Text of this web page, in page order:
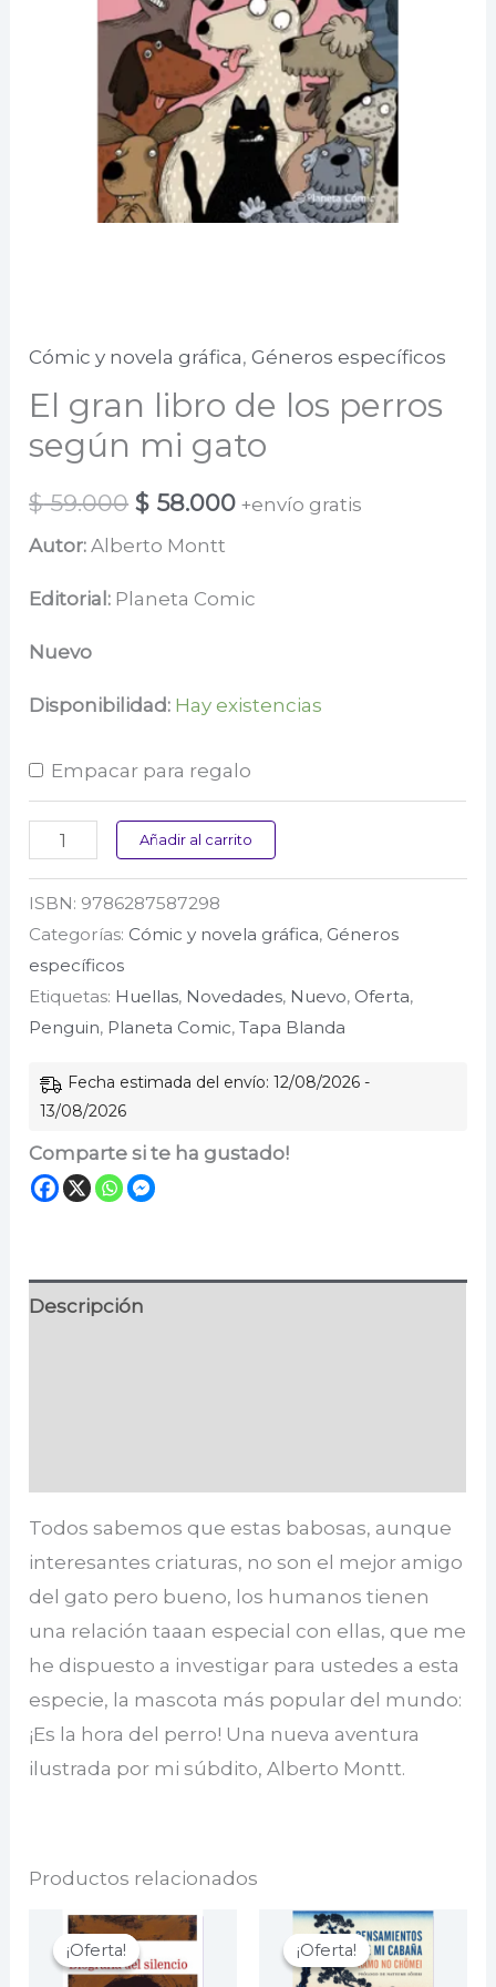
Cómic y novela gráfica,Géneros específicos
El gran libro de los perros
según mi gato
$59.000 El
precio
original
$ 58.000El
actual
+envío gratis
Autor:Alberto Montt
Editorial: Planeta Comic
Nuevo
Disponibilidad: Hay existencias
Empacar para regalo
libro
de
los
perros
según
mi
gato
cantidad
Añadir al carrito
ISBN: 9786287587298
Categorías: Cómic y novela gráfica, Géneros
específicos
Etiquetas: Huellas, Novedades, Nuevo, Oferta,
Penguin, Planeta Comic,Tapa Blanda
Fecha estimada del envío: 12/08/2026 -
13/08/2026
Comparte si te ha gustado!
Descripción
Todos sabemos que estas babosas, aunque
interesantes criaturas, no son el mejor amigo
del gato pero bueno, los humanos tienen
una relación taaan especial con ellas, que me
he dispuesto a investigar para ustedes a esta
especie, la mascota más popular del mundo:
¡Es la hora del perro! Una nueva aventura
ilustrada por mi súbdito, Alberto Montt.
Productos relacionados
¡Oferta!
¡Oferta! ¡Oferta!
¡Oferta!